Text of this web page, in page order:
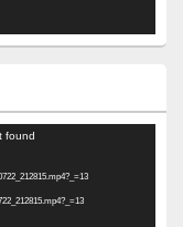
found